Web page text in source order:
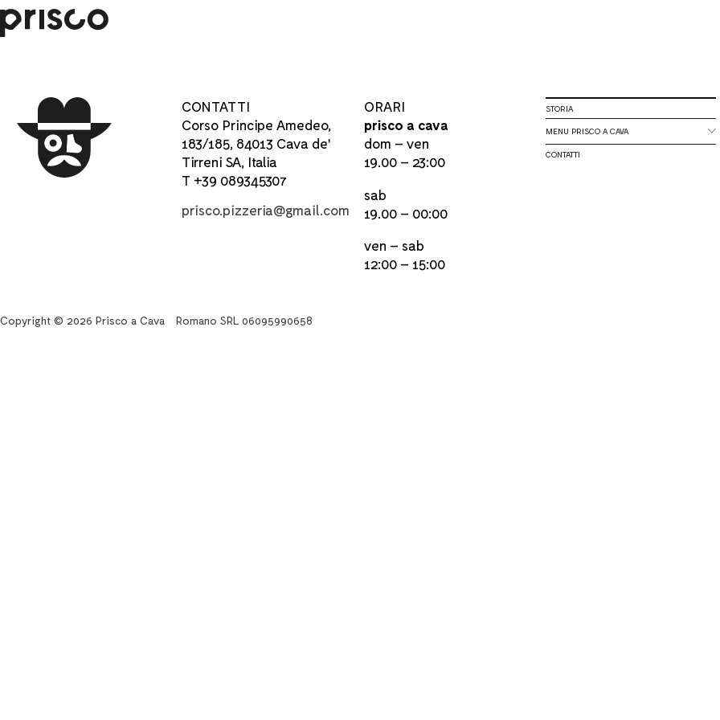
CONTATTI
Corso Principe Amedeo,
183/185, 84013 Cava de'
Tirreni SA, Italia
T +39 089345307
prisco.pizzeria@gmail.com
ORARI
prisco a cava
dom – ven
19.00 – 23:00
sab
19.00 – 00:00
ven – sab
12:00 – 15:00
STORIA
MENU PRISCO A CAVA
CONTATTI
Copyright © 2026 Prisco a Cava Romano SRL 06095990658